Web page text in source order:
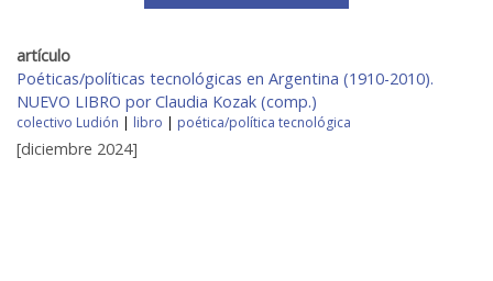
artículo
Poéticas/políticas tecnológicas en Argentina (1910-2010).
NUEVO LIBRO por Claudia Kozak (comp.)
colectivo Ludión | libro | poética/política tecnológica
[diciembre 2024]